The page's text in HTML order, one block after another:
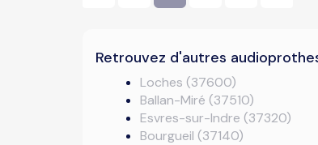
Retrouvez d'autres
Loches (37600)
Ballan-Miré (37510)
Esvres-sur-Indre (37320)
Bourgueil (37140)